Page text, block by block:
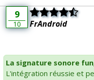
9
10 FrAndroid
La signature sonore
L'intégration réussie et